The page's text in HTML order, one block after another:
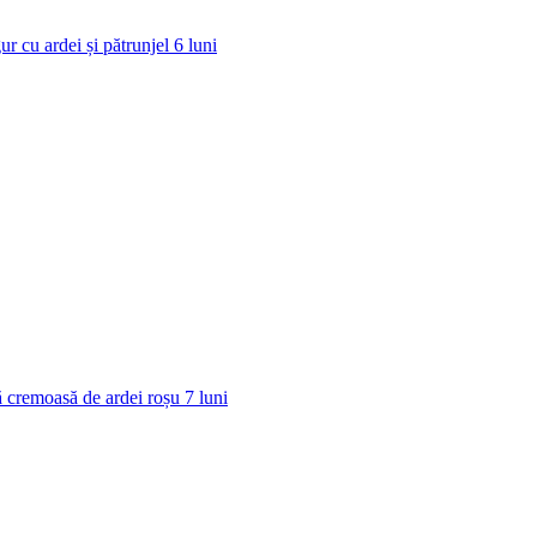
cu ardei și pătrunjel 6 luni
cremoasă de ardei roșu 7 luni